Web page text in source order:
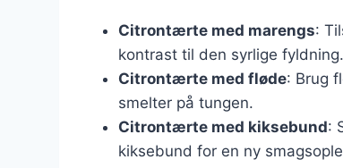
Citrontærte med marengs:
kontrast til den syrlige fyldning.
Citrontærte med fløde: Brug
smelter på tungen.
Citrontærte med kiksebund:
kiksebund for en ny